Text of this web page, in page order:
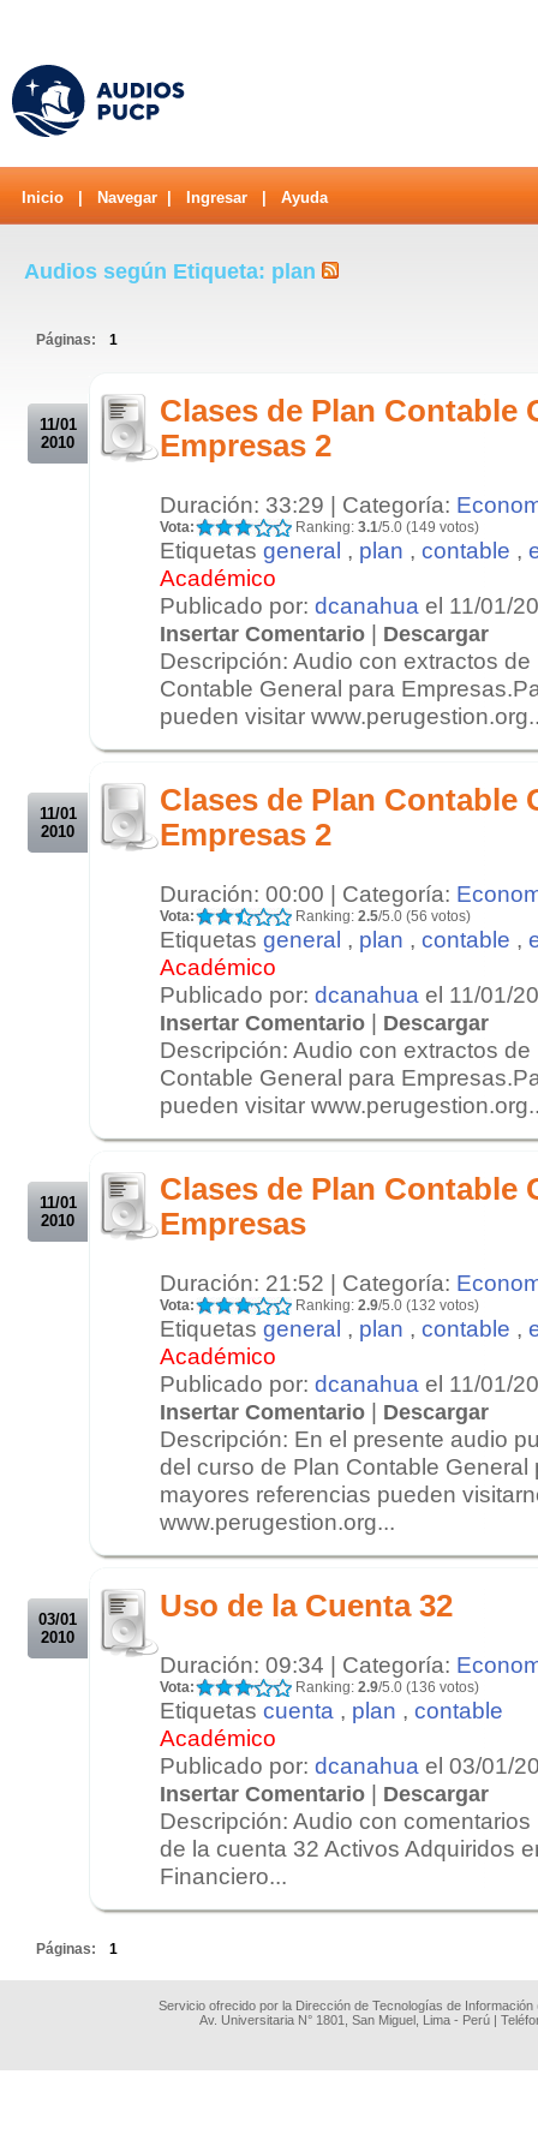
Inicio Navegar Ingresar Ayuda
Audios según Etiqueta: plan
Páginas: 1
11/01
2010
Clases de Plan Contable
Empresas 2
Duración: 33:29 | Categoría:
Vota: Ranking: 3.1/5.0 (149 votos)
Etiquetas general , plan , contable ,
Académico
Publicado por: dcanahua el 11/01/
Insertar Comentario | Descargar
Descripción: Audio con extractos
Contable General para
pueden visitar
11/01
2010
Clases de Plan Contable
Empresas 2
Duración: 00:00 | Categoría:
Vota: Ranking: 2.5/5.0 (56 votos)
Etiquetas general , plan , contable ,
Académico
Publicado por: dcanahua el 11/01/
Insertar Comentario | Descargar
Descripción: Audio con extractos
Contable General para
pueden visitar
11/01
2010
Clases de Plan Contable
Empresas
Duración: 21:52 | Categoría:
Vota: Ranking: 2.9/5.0 (132 votos)
Etiquetas general , plan , contable ,
Académico
Publicado por: dcanahua el 11/01/
Insertar Comentario | Descargar
Descripción: En el presente audio
del curso de Plan Contable General
mayores referencias pueden
www.perugestion.org...
03/01
2010
Uso de la Cuenta 32
Duración: 09:34 | Categoría:
Vota: Ranking: 2.9/5.0 (136 votos)
Etiquetas cuenta , plan , contable
Académico
Publicado por: dcanahua el 03/01/
Insertar Comentario | Descargar
Descripción: Audio con
de la cuenta 32 Activos Adquiridos
Financiero...
Páginas: 1
Servicio ofrecido por la Dirección de Tecnologías de
Av. Universitaria N° 1801, San Miguel, Lima - Perú |